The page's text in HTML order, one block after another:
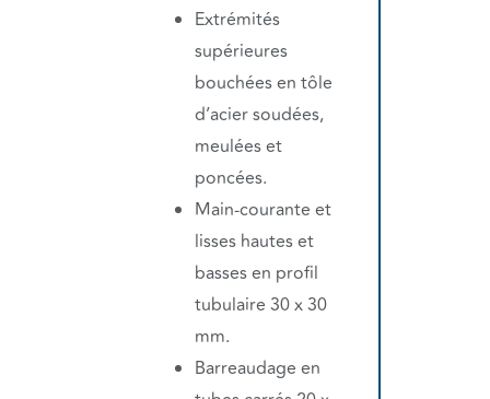
Extrémités
supérieures
bouchées en tôle
d’acier soudées,
meulées et
poncées.
Main-courante et
lisses hautes et
basses en profil
tubulaire 30 x 30
mm.
Barreaudage en